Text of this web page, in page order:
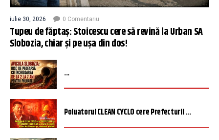
iulie 30, 2026 0 Comentariu
Tupeu de făptaș: Stoicescu cere să revină la Urban SA
Slobozia, chiar și pe ușa din dos!
...
Poluatorul CLEAN CYCLO cere Prefecturii ...